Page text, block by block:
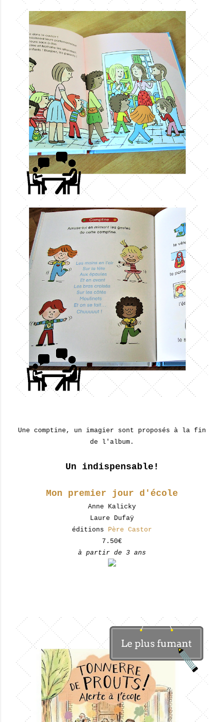
Une comptine, un imagier sont proposés à la fin
de l'album.
Un indispensable!
Mon premier jour d'école
Anne Kalicky
Laure Dufaÿ
éditions Père Castor
7.50€
à partir de 3 ans